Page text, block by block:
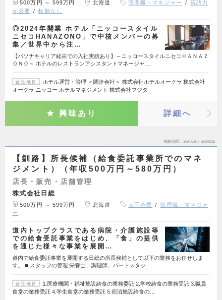
500万円 ～ 599万円 北海道 管理職・マネジャー
英語力
が必要
転勤なし
◎2024年開業 ホテル「ニッコースタイル
ニセコHANAZONO」で中核メンバーの募
集／世界中から注…
【パソナキャリア経由での入社実績あり】～ニッコースタイルニセコＨＡＮＡＺ
ＯＮＯ～ ホテルのレストランアシスタントマネージャ…
会社概要
ホテル運営・管理 ＜関連会社＞ 株式会社ホテルオークラ 株式会社
オークラ ニッコー ホテルマネジメント 株式会社フジタ
興味あり 詳細へ
掲載期間 26/07/30～26/08/12
【釧路】所長候補（給食委託事業所でのマネ
ジメント）（年収500万円～580万円）
店長・販売・店舗管理
株式会社日総
500万円 ～ 599万円 北海道 大手企業
管理職・マネジャ
ー
道内トップクラスである病院・介護施設等
での給食受託事業をはじめ、「食」の提供
を通じた様々な事業を展開…
道内で給食委託事業を展開する日総の所長候補として以下の業務をお任せしま
す。 ■ スタッフの管理 栄養士、調理師、パートスタッ…
会社概要
1.医療機関・福祉施設給食の業務委託 2.学校給食の業務受託 3.職員
食堂の業務受託 4.学生食堂の業務受託 5.宿泊施設給食の…